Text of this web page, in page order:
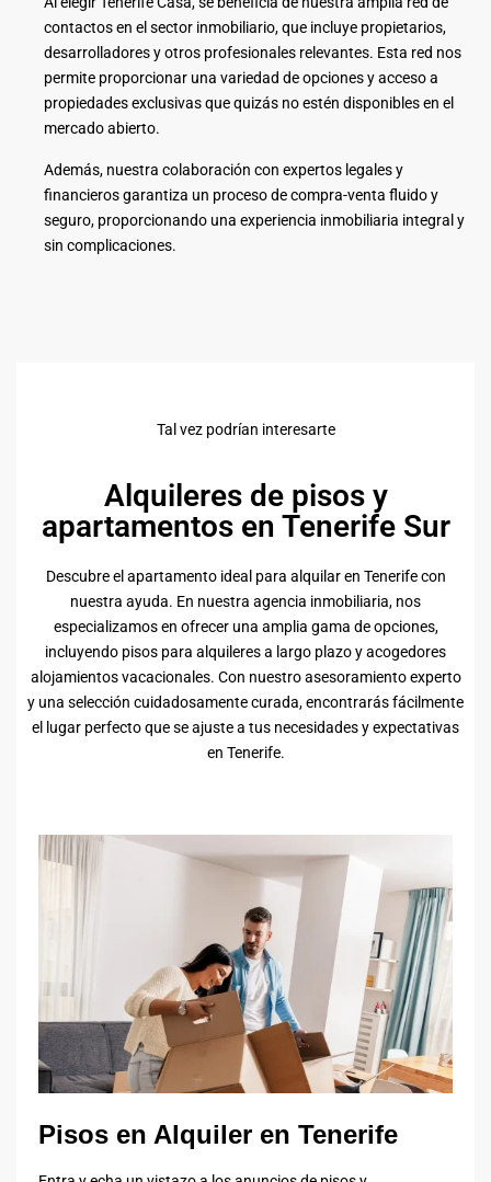
contactos en el sector inmobiliario, que incluye propietarios,
desarrolladores y otros profesionales relevantes. Esta red nos
permite proporcionar una variedad de opciones y acceso a
propiedades exclusivas que quizás no estén disponibles en el
mercado abierto.
Además, nuestra colaboración con expertos legales y
financieros garantiza un proceso de compra-venta fluido y
seguro, proporcionando una experiencia inmobiliaria integral y
sin complicaciones.
Tal vez podrían interesarte
Alquileres de pisos y
apartamentos en Tenerife Sur
Descubre el apartamento ideal para alquilar en Tenerife con
nuestra ayuda. En nuestra agencia inmobiliaria, nos
especializamos en ofrecer una amplia gama de opciones,
incluyendo pisos para alquileres a largo plazo y acogedores
alojamientos vacacionales. Con nuestro asesoramiento experto
y una selección cuidadosamente curada, encontrarás fácilmente
el lugar perfecto que se ajuste a tus necesidades y expectativas
en Tenerife.
Pisos en Alquiler en Tenerife